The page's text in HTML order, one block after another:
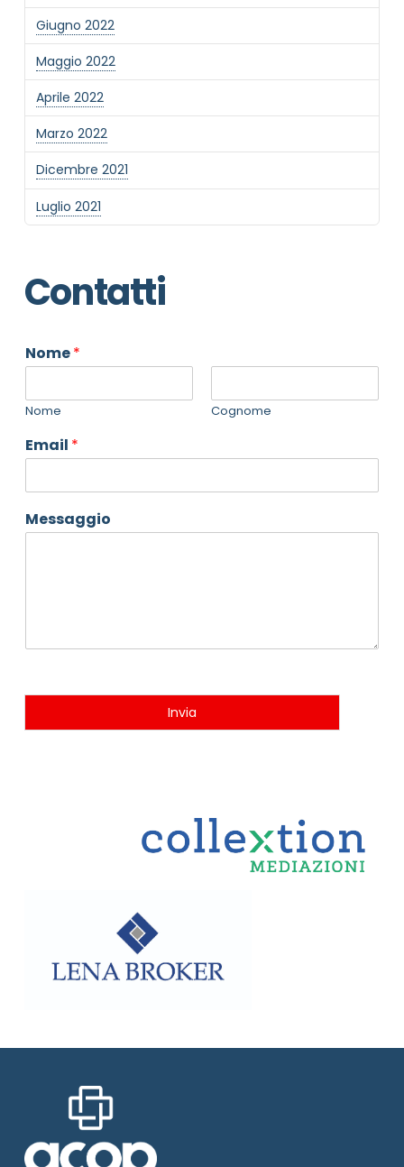
Giugno 2022
Maggio 2022
Aprile 2022
Marzo 2022
Dicembre 2021
Luglio 2021
Contatti
Nome*
Nome Cognome
Email *
Messaggio
Invia